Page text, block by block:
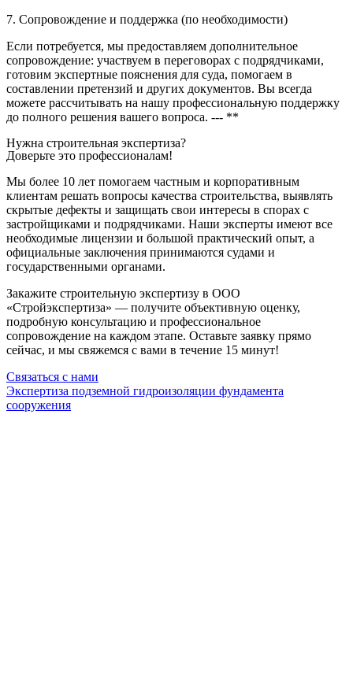
7. Сопровождение и поддержка (по необходимости)
Если потребуется, мы предоставляем дополнительное
сопровождение: участвуем в переговорах с подрядчиками,
готовим экспертные пояснения для суда, помогаем в
составлении претензий и других документов. Вы всегда
можете рассчитывать на нашу профессиональную поддержку
до полного решения вашего вопроса. --- **
Нужна строительная экспертиза?
Доверьте это профессионалам!
Мы более 10 лет помогаем частным и корпоративным
клиентам решать вопросы качества строительства, выявлять
скрытые дефекты и защищать свои интересы в спорах с
застройщиками и подрядчиками. Наши эксперты имеют все
необходимые лицензии и большой практический опыт, а
официальные заключения принимаются судами и
государственными органами.
Закажите строительную экспертизу в ООО
«Стройэкспертиза» — получите объективную оценку,
подробную консультацию и профессиональное
сопровождение на каждом этапе. Оставьте заявку прямо
сейчас, и мы свяжемся с вами в течение 15 минут!
Связаться с нами
Экспертиза подземной гидроизоляции фундамента
сооружения